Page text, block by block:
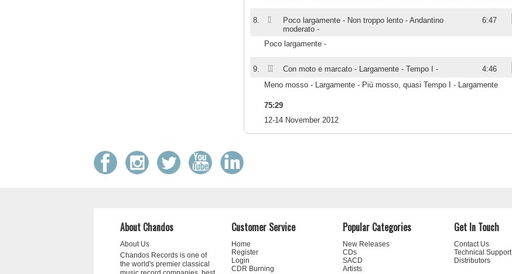
8. II
Poco largamente - Non troppo lento - Andantino
moderato -
6:47
Poco largamente -
9. III Con moto e marcato - Largamente - Tempo I - 4:46
Meno mosso - Largamente - Più mosso, quasi Tempo I - Largamente
75:29
12-14 November 2012
About Chandos
About Us
Chandos Records is one of
the world's premier classical
Customer Service
Home
Register
Login
CDR Burning
Popular Categories
New Releases
CDs
SACD
Artists
Get In Touch
Contact Us
Technical Support
Distributors